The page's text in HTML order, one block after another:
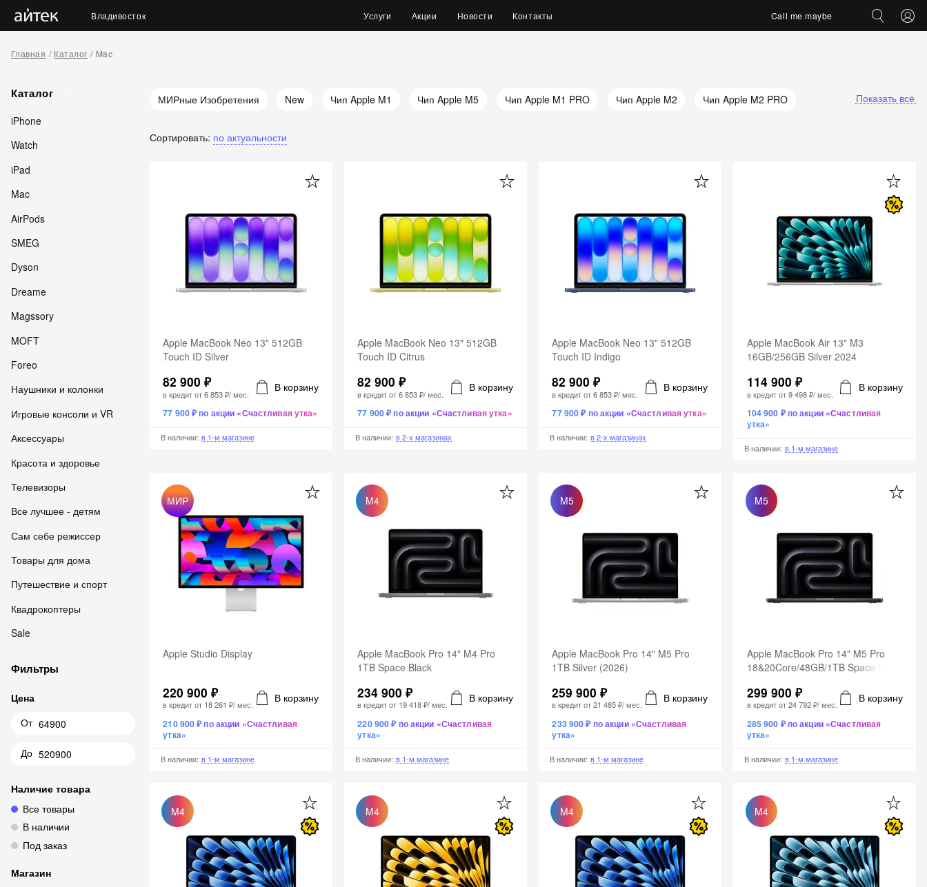
Владивосток Услуги Акции Новости Контакты Call me maybe
Главная Каталог Mac
Каталог
iPhone
Watch
iPad
Mac
AirPods
SMEG
Dyson
Dreame
Magssory
MOFT
Foreo
Наушники и колонки
Игровые консоли и VR
Аксессуары
Красота и здоровье
Телевизоры
Все лучшее - детям
Сам себе режиссер
Товары для дома
Путешествие и спорт
Квадрокоптеры
Sale
Фильтры
Цена
От
До
Наличие товара
Все товары
В наличии
Под заказ
Магазин
МИРные Изобретения New Чип Apple M1 Чип Apple M5 Чип Apple M1 PRO Чип Apple M2 Чип Apple M2 PRO Показать всё
Сортировать: по актуальности
Apple MacBook Neo 13" 512GB
Touch ID Silver
82 900 ₽
в кредит от6 853 ₽/ мес.
В корзину
77 900 ₽ по акции «Счастливая утка»
В наличии: в 1-м магазине
Apple MacBook Neo 13" 512GB
Touch ID Citrus
82 900 ₽
в кредит от6 853 ₽/ мес.
В корзину
77 900 ₽ по акции «Счастливая утка»
В наличии: в 2-х магазинах
Apple MacBook Neo 13" 512GB
Touch ID Indigo
82 900 ₽
в кредит от6 853 ₽/ мес.
В корзину
77 900 ₽ по акции «Счастливая утка»
В наличии: в 2-х магазинах
Apple MacBook Air 13" M3
16GB/256GB Silver 2024
114 900 ₽
в кредит от9 498 ₽/ мес.
В корзину
104 900 ₽ по акции «Счастливая
утка»
В наличии: в 1-м магазине
МИР
Apple Studio Display
220 900 ₽
в кредит от 18 261 ₽/ мес.
В корзину
210 900 ₽ по акции «Счастливая
утка»
В наличии: в 1-м магазине
M4
Apple MacBook Pro 14" M4 Pro
1TB Space Black
234 900 ₽
в кредит от 19 418 ₽/ мес.
В корзину
220 900 ₽ по акции «Счастливая
утка»
В наличии: в 1-м магазине
M5
Apple MacBook Pro 14" M5 Pro
1TB Silver (2026)
259 900 ₽
в кредит от21 485 ₽/ мес.
В корзину
233 900 ₽ по акции «Счастливая
утка»
В наличии: в 1-м магазине
M5
Apple MacBook Pro 14" M5 Pro
18&20Core/48GB/1TB Space Black
299 900 ₽
в кредит от24 792 ₽/ мес.
В корзину
285 900 ₽ по акции «Счастливая
утка»
В наличии: в 1-м магазине
M4 M4 M4 M4